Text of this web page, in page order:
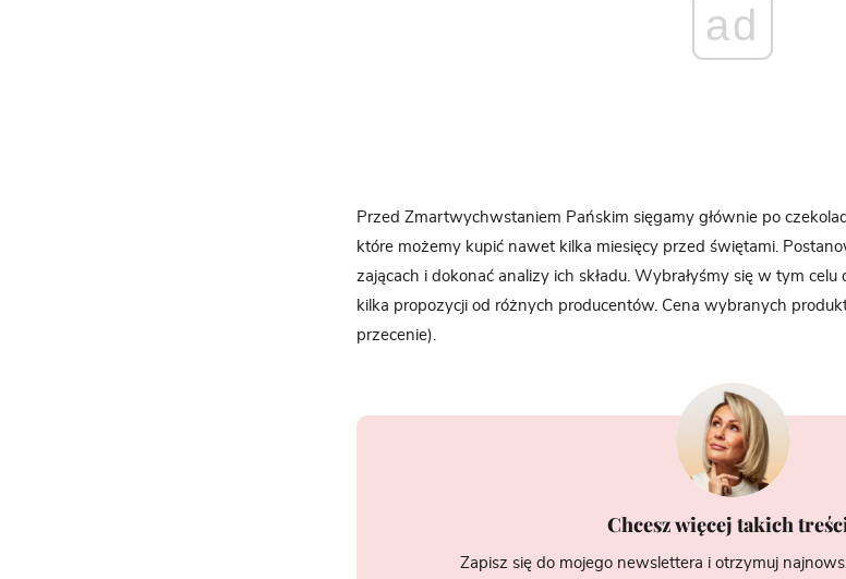
ad
Przed Zmartwychwstaniem Pańskim sięgamy głównie po
które możemy kupić nawet kilka miesięcy przed świętami.
zającach i dokonać analizy ich składu. Wybrałyśmy się w tym
kilka propozycji od różnych producentów. Cena wybranych
przecenie).
Chcesz więcej takich
Zapisz się do mojego newslettera i otrzymuj